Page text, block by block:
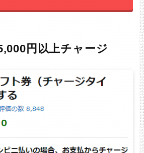
円以上チャージ